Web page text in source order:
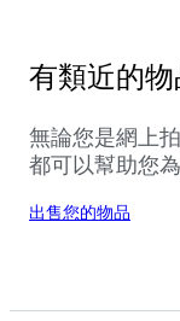
有類近的物
無論您是網上
都可以幫助您
出售您的物品